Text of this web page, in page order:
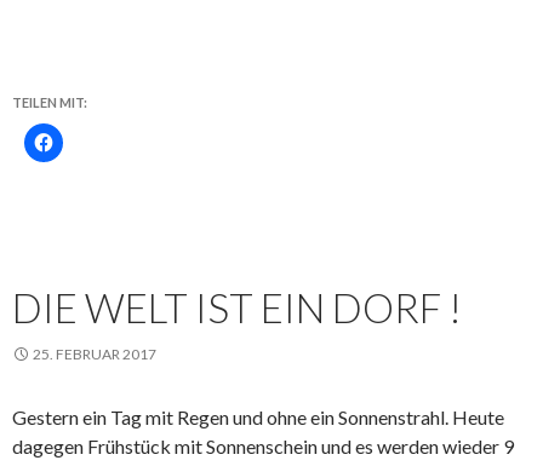
TEILEN MIT:
DIE WELT IST EIN DORF !
25. FEBRUAR 2017
Gestern ein Tag mit Regen und ohne ein Sonnenstrahl. Heute
dagegen Frühstück mit Sonnenschein und es werden wieder 9